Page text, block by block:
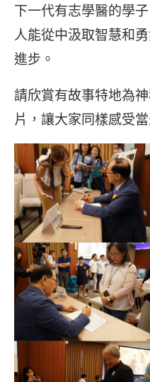
下一代有志學醫的學
人能從中汲取智慧和
進步。
請欣賞有故事特地為
片，讓大家同樣感受